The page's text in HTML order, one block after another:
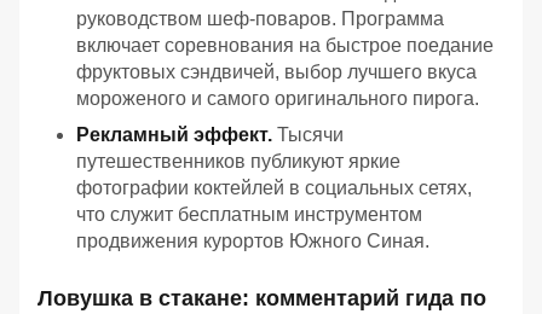
руководством шеф-поваров. Программа
включает соревнования на быстрое поедание
фруктовых сэндвичей, выбор лучшего вкуса
мороженого и самого оригинального пирога.
Рекламный эффект. Тысячи
путешественников публикуют яркие
фотографии коктейлей в социальных сетях,
что служит бесплатным инструментом
продвижения курортов Южного Синая.
Ловушка в стакане: комментарий гида по